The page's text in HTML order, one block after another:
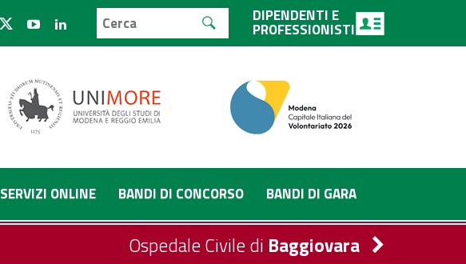
DIPENDENTI E
PROFESSIONISTI
SERVIZI ONLINE BANDI DI CONCORSO BANDI DI GARA
Ospedale Civile di Baggiovara